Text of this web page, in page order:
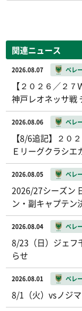
関連ニュース
2026.08.07 ベレ
【２０２６／２
神戸レオネッサ戦
2026.08.06 ベレ
【8/6追記】２０
Ｅリーグクラシエ
2026.08.05 ベレ
2026/27シーズン
ン・副キャプテン
2026.08.04 ベレ
8/23（日）ジェ
らせ
2026.08.01 ベレ
8/1（火）vsノジ